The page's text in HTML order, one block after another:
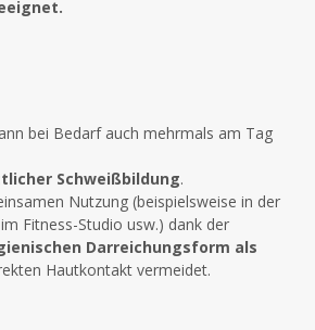
bei Bedarf auch mehrmals am Tag
Schweißbildung.
Nutzung (beispielsweise in der
Fitness-Studio usw.) dank der
Darreichungsform als
Hautkontakt vermeidet.